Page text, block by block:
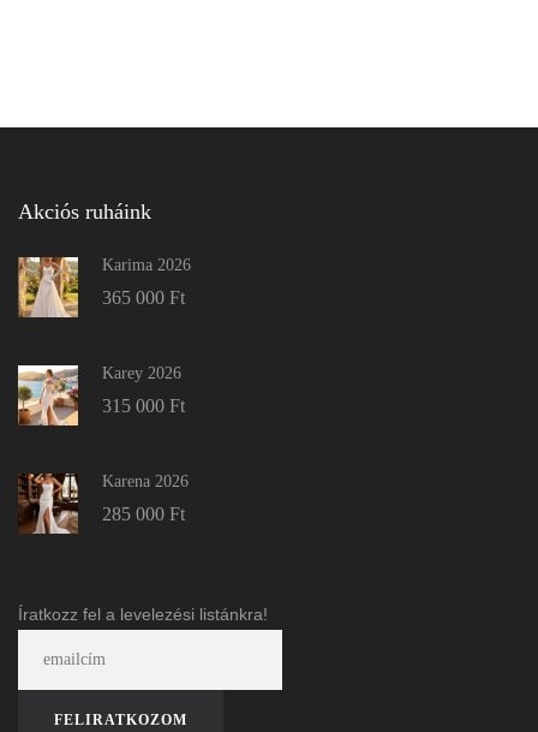
Akciós ruháink
Karima 2026
365 000 Ft
Karey 2026
315 000 Ft
Karena 2026
285 000 Ft
Íratkozz fel a levelezési listánkra!